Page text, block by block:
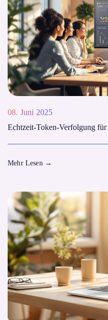
08. Juni 2025
Echtzeit-Token-Verfolgung
Mehr Lesen →